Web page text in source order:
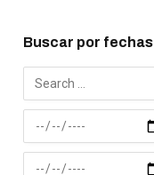
Buscar por fechas